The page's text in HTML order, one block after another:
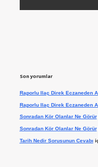
Son yorumlar
Raporlu Ilaç Direk Eczaneden
Raporlu Ilaç Direk Eczaneden
Sonradan Kör Olanlar Ne Görür
Sonradan Kör Olanlar Ne Görür
Tarih Nedir Sorusunun Cevabı